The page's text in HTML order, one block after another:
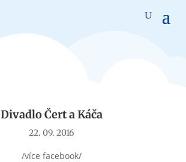
Divadlo Čert a Káča
22. 09. 2016
/více facebook/